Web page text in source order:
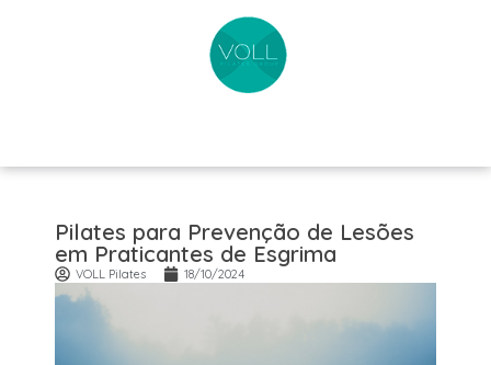
Pilates para Prevenção de Lesões
em Praticantes de Esgrima
VOLL Pilates 18/10/2024